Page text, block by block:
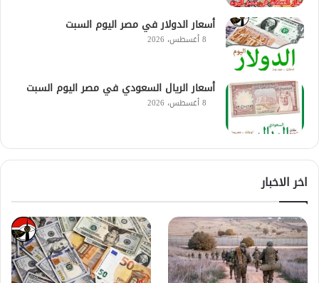
أسعار الدولار في مصر اليوم السبت
8 أغسطس، 2026
أسعار الريال السعودي في مصر اليوم السبت
8 أغسطس، 2026
اخر الاخبار